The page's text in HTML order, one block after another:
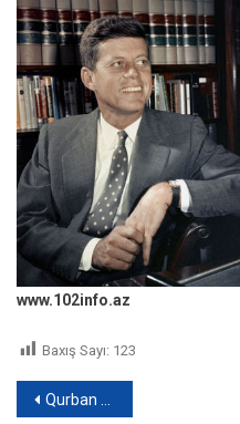
www.102info.az
Baxış Sayı: 123
Yazı
Qurban bayramında kəsilən heyvanların dəriləri hara göndəriləcək?